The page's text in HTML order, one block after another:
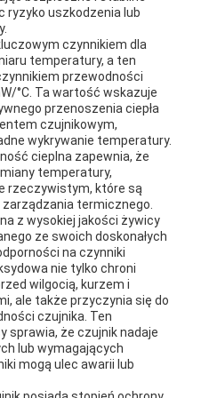
ryzyko uszkodzenia lub
czynnikiem dla
temperatury, a ten
przewodności
°C. Ta wartość wskazuje
przenoszenia ciepła
czujnikowym,
wykrywanie temperatury.
cieplna zapewnia, że
temperatury,
rzeczywistym, które są
termicznego.
z wysokiej jakości żywicy
ze swoich doskonałych
na czynniki
nie tylko chroni
wilgocią, kurzem i
ale także przyczynia się do
czujnika. Ten
sprawia, że czujnik nadaje
lub wymagających
mogą ulec awarii lub